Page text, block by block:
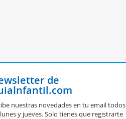
de
nuestras novedades en tu email todos
y jueves. Solo tienes que registrarte